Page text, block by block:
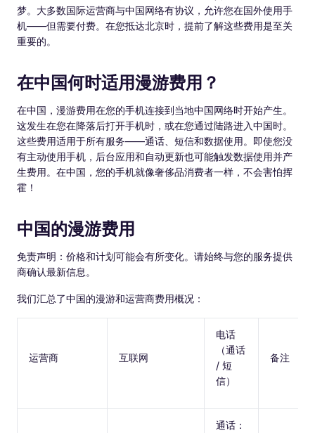
梦。大多数国际运营商与中国网络有协议，允许您在国外使用手
机——但需要付费。在您抵达北京时，提前了解这些费用是至关
重要的。
在中国何时适用漫游费用？
在中国，漫游费用在您的手机连接到当地中国网络时开始产生。
这发生在您在降落后打开手机时，或在您通过陆路进入中国时。
这些费用适用于所有服务——通话、短信和数据使用。即使您没
有主动使用手机，后台应用和自动更新也可能触发数据使用并产
生费用。在中国，您的手机就像奢侈品消费者一样，不会害怕挥
霍！
中国的漫游费用
免责声明：价格和计划可能会有所变化。请始终与您的服务提供
商确认最新信息。
我们汇总了中国的漫游和运营商费用概况：
运营商 互联网
电话
（通话
/ 短
信）
备注
通话：